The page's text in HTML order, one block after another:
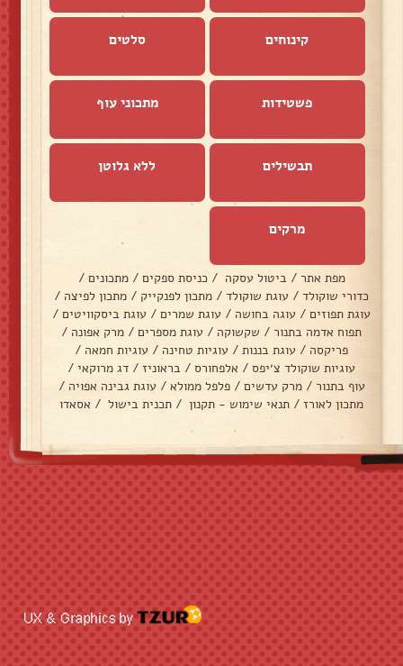
קינוחים סלטים
פשטידות מתכוני עוף
תבשילים ללא גלוטן
מרקים
מפת אתר / ביטול עסקה / כניסת ספקים / מתכונים /
כדורי שוקולד / עוגת שוקולד / מתכון לפנקייק / מתכון לפיצה /
עוגת תפוזים / עוגה בחושה / עוגת שמרים / עוגת ביסקוויטים /
תפוח אדמה בתנור / שקשוקה / עוגת מספרים / מרק אפונה /
פריקסה / עוגת בננות / עוגיות טחינה / עוגיות חמאה /
עוגיות שוקולד צ׳יפס / אלפחורס / בראוניז / דג מרוקאי /
עוף בתנור / מרק עדשים / פלפל ממולא / עוגת גבינה אפויה /
מתכון לאורז / תנאי שימוש - תקנון / תכנית בישול / אסאדו